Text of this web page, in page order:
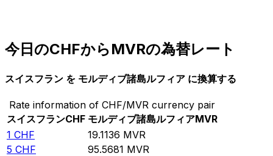
今日のCHFからMVRの為替レート
スイスフラン を モルディブ諸島ルフィア に換算する
Rate information of CHF/MVR currency pair
スイスフランCHF モルディブ諸島ルフィアMVR
1 CHF 19.1136 MVR
5 CHF 95.5681 MVR